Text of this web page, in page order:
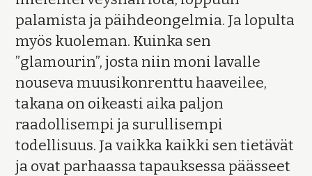
palamista ja päihdeongelmia. Ja lopulta
myös kuoleman. Kuinka sen
”glamourin”, josta niin moni lavalle
nouseva muusikonrenttu haaveilee,
takana on oikeasti aika paljon
raadollisempi ja surullisempi
todellisuus. Ja vaikka kaikki sen tietävät
ja ovat parhaassa tapauksessa päässeet